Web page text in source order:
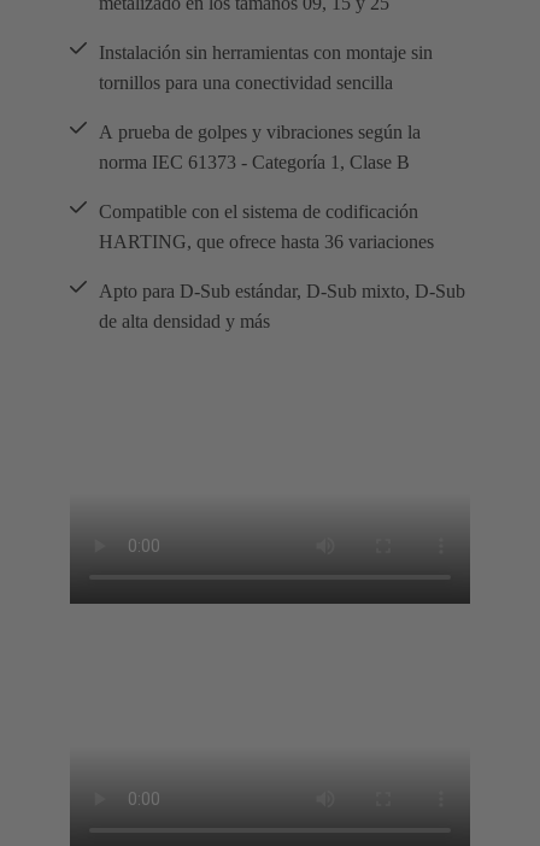
Instalación sin herramientas con montaje sin
tornillos para una conectividad sencilla
A prueba de golpes y vibraciones según la
norma IEC 61373 - Categoría 1, Clase B
Compatible con el sistema de codificación
HARTING, que ofrece hasta 36 variaciones
Apto para D-Sub estándar, D-Sub mixto, D-Sub
de alta densidad y más